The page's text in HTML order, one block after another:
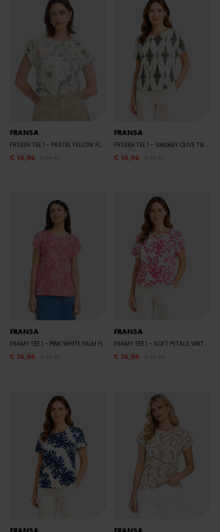
FRANSA
FRSEEN TEE 1 - PASTEL YELLOW FLORAL
€ 14,96
FRANSA
FRSEEN TEE 1 - SMOKEY OLIVE TIE DYE
€ 14,96
FRANSA
FRAMY TEE 1 - PINK WHITE PALM FLORAL
€ 14,96
FRANSA
FRAMY TEE 1 - SOFT PETALS VIRTUAL PINK
€ 14,96